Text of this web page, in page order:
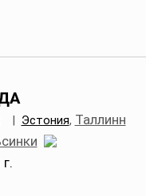
| Эстония, Таллинн